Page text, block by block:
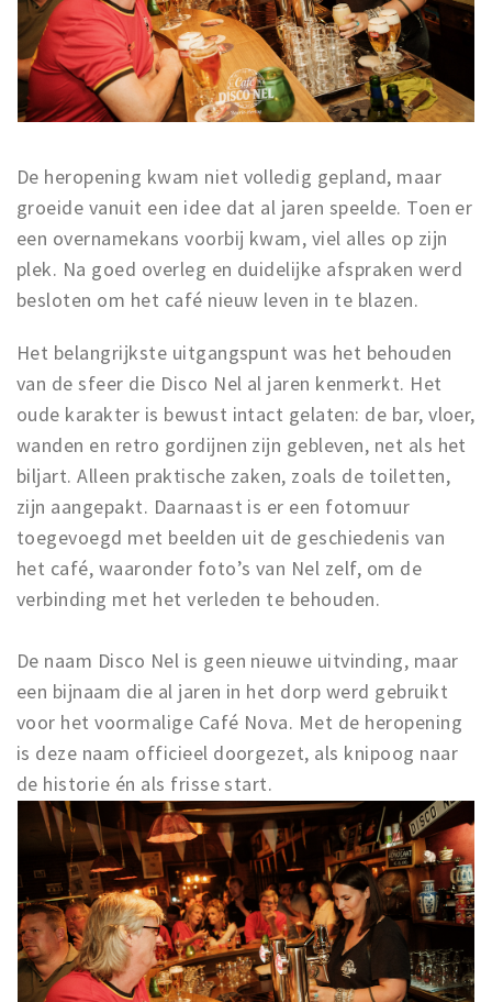
Inloggen
De heropening kwam niet volledig gepland, maar
groeide vanuit een idee dat al jaren speelde. Toen er
een overnamekans voorbij kwam, viel alles op zijn
plek. Na goed overleg en duidelijke afspraken werd
besloten om het café nieuw leven in te blazen.
Het belangrijkste uitgangspunt was het behouden
van de sfeer die Disco Nel al jaren kenmerkt. Het
oude karakter is bewust intact gelaten: de bar, vloer,
wanden en retro gordijnen zijn gebleven, net als het
biljart. Alleen praktische zaken, zoals de toiletten,
zijn aangepakt. Daarnaast is er een fotomuur
toegevoegd met beelden uit de geschiedenis van
het café, waaronder foto’s van Nel zelf, om de
verbinding met het verleden te behouden.
De naam Disco Nel is geen nieuwe uitvinding, maar
een bijnaam die al jaren in het dorp werd gebruikt
voor het voormalige Café Nova. Met de heropening
is deze naam officieel doorgezet, als knipoog naar
de historie én als frisse start.